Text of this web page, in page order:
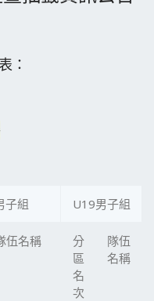
：
子組 U19男子組
伍名稱
分
區
名
次
隊伍
名稱